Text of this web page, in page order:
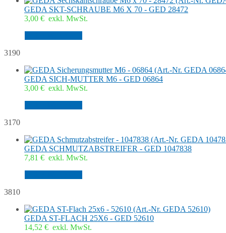
GEDA SKT-SCHRAUBE M6 X 70 - GED 28472
3,00 € exkl. MwSt.
3190
GEDA SICH-MUTTER M6 - GED 06864
3,00 € exkl. MwSt.
3170
GEDA SCHMUTZABSTREIFER - GED 1047838
7,81 € exkl. MwSt.
3810
GEDA ST-FLACH 25X6 - GED 52610
14,52 € exkl. MwSt.